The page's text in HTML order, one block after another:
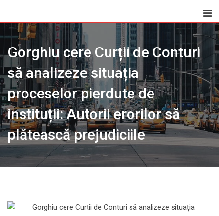
content
Gorghiu cere Curții de Conturi
să analizeze situația
proceselor pierdute de
instituții: Autorii erorilor să
plătească prejudiciile